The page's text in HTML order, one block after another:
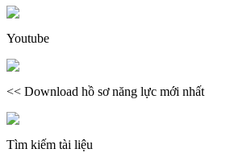
Youtube
<< Download hồ sơ năng lực mới nhất
Tìm kiếm tài liệu